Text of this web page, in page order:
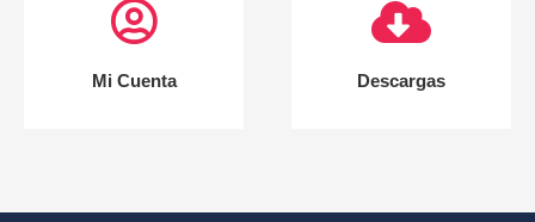
Mi Cuenta Descargas